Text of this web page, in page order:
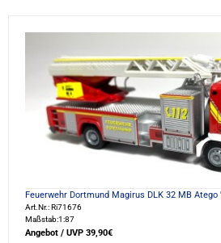
Feuerwehr Dortmund Magirus DLK 32 MB Atego
Art.Nr.: Ri71676
Maßstab:1:87
Angebot / UVP 39,90€